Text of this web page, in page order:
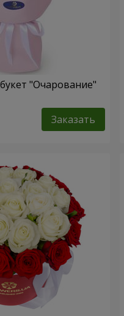
"Очарование"
Заказать